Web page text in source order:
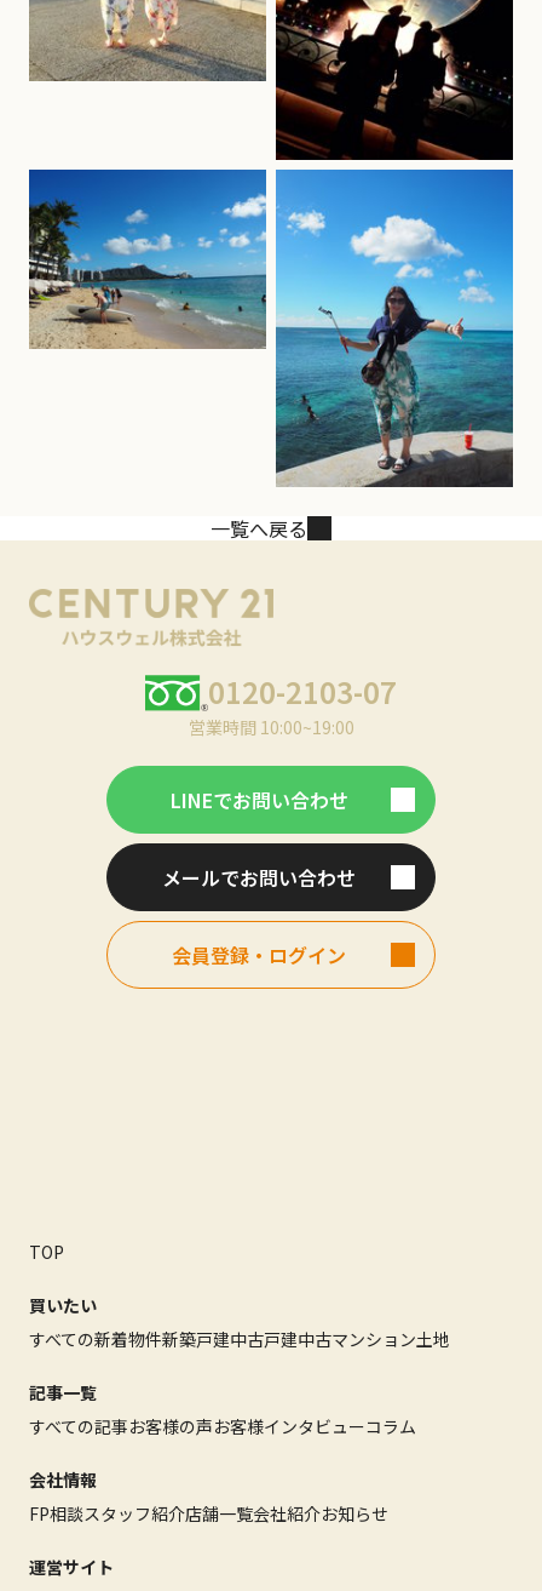
一覧へ戻る
0120-2103-07
営業時間 10:00~19:00
LINEでお問い合わせ
メールでお問い合わせ
会員登録・ログイン
TOP
買いたい
すべての新着物件新築戸建中古戸建中古マンション土地
記事一覧
すべての記事お客様の声お客様インタビューコラム
会社情報
FP相談スタッフ紹介店舗一覧会社紹介お知らせ
運営サイト